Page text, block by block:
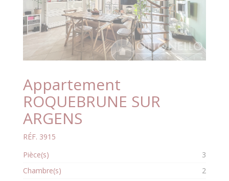
Appartement
ROQUEBRUNE SUR
ARGENS
RÉF. 3915
Pièce(s)
3
Chambre(s)
2